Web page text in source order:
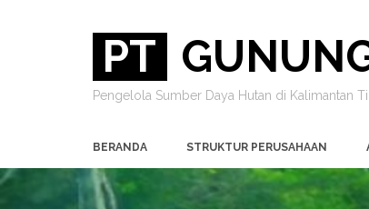
PT
Pengelola Sumber Daya Hutan di Kalimantan
BERANDA STRUKTUR PERUSAHAAN